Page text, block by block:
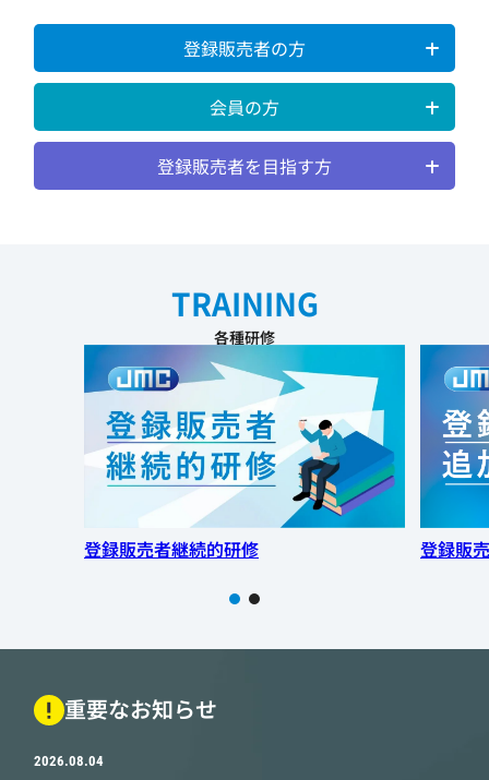
登録販売者の方
会員の方
登録販売者を目指す方
TRAINING
各種研修
登録販売者継続的研修 登録販
重要なお知らせ
2026.08.04